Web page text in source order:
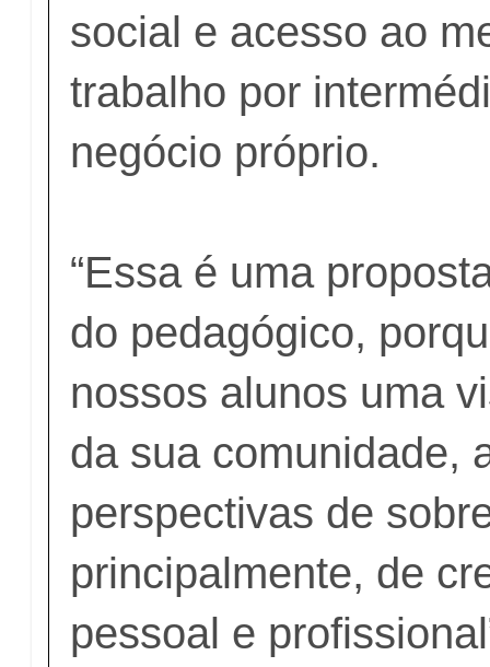
social e acesso ao
trabalho por
negócio próprio.
“Essa é uma
do pedagógico,
nossos alunos uma
da sua comunidade,
perspectivas de
principalmente, de
pessoal e